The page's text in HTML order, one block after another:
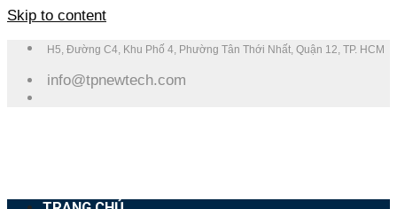
Skip to content
H5, Đường C4, Khu Phố 4, Phường Tân Thới Nhất, Quận 12, TP. HCM
info@tpnewtech.com